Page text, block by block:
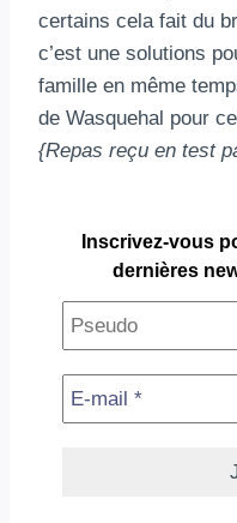
certains cela fait du
c’est une solutions
famille en même
de Wasquehal pour
{Repas reçu en test
Inscrivez-vous
dernières